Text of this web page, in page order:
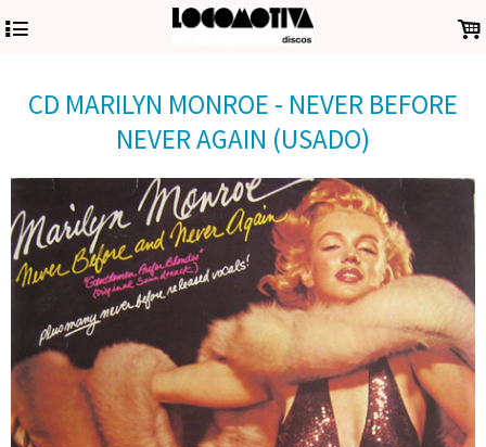
4 .
CD MARILYN MONROE - NEVER BEFORE
NEVER AGAIN (USADO)